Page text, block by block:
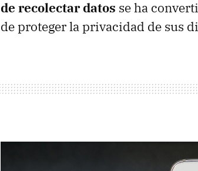
de recolectar datos se ha
de proteger la privacidad de sus